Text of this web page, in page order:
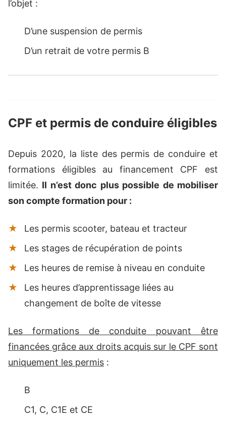
l’objet :
D’une suspension de permis
D’un retrait de votre permis B
CPF et permis de conduire éligibles
Depuis 2020, la liste des permis de conduire et
formations éligibles au financement CPF est
limitée. Il n’est donc plus possible de mobiliser
son compte formation pour :
Les permis scooter, bateau et tracteur
Les stages de récupération de points
Les heures de remise à niveau en conduite
Les heures d’apprentissage liées au
changement de boîte de vitesse
Les formations de conduite pouvant être
financées grâce aux droits acquis sur le CPF sont
uniquement les permis :
B
C1, C, C1E et CE